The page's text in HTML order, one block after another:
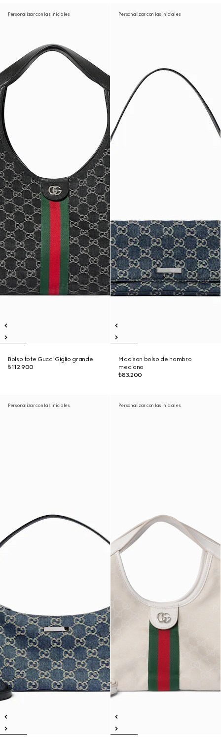
Personalizar con las iniciales
Bolso tote Gucci Giglio grande
₺112.900
Personalizar con las iniciales
Madison bolso de hombro
mediano
₺83.200
Personalizar con las iniciales Personalizar con las iniciales